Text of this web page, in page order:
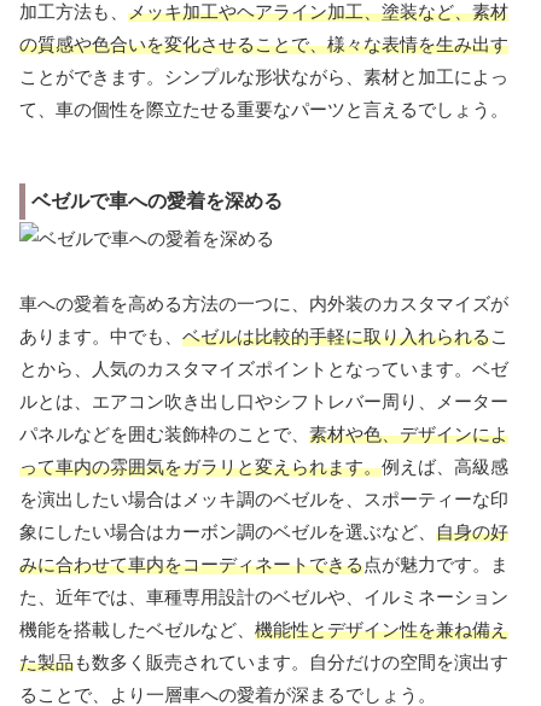
加工方法も、 メッキ加工やヘアライン加工、塗装など、素材
の質感や色合いを変化させることで、様々な表情を生み出す
ことができます。シンプルな形状ながら、素材と加工によっ
て、車の個性を際立たせる重要なパーツと言えるでしょう。
ベゼルで車への愛着を深める
車への愛着を高める方法の一つに、内外装のカスタマイズが
あります。中でも、 ベゼルは比較的手軽に取り入れられるこ
とから、人気のカスタマイズポイントとなっています。ベゼ
ルとは、エアコン吹き出し口やシフトレバー周り、メーター
パネルなどを囲む装飾枠のことで、 素材や色、デザインによ
って車内の雰囲気をガラリと変えられます。例えば、高級感
を演出したい場合はメッキ調のベゼルを、スポーティーな印
象にしたい場合はカーボン調のベゼルを選ぶなど、 自身の好
みに合わせて車内をコーディネートできる点が魅力です。ま
た、近年では、車種専用設計のベゼルや、イルミネーション
機能を搭載したベゼルなど、 機能性とデザイン性を兼ね備え
た製品も数多く販売されています。自分だけの空間を演出す
ることで、より一層車への愛着が深まるでしょう。